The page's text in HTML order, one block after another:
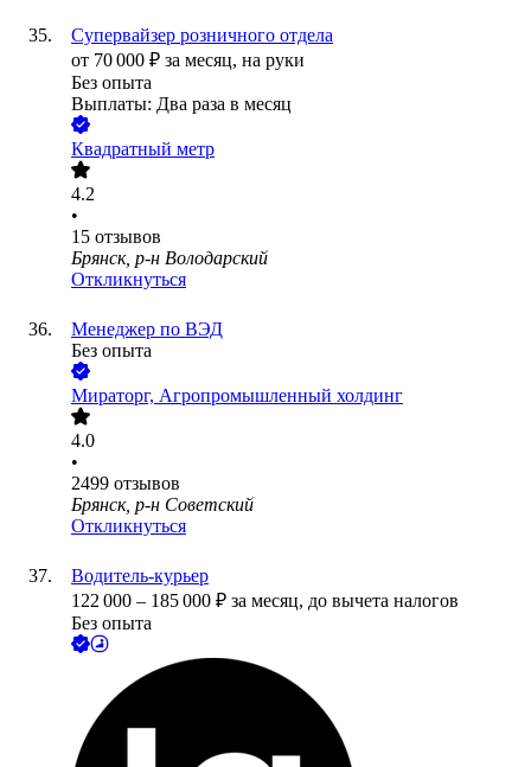
Супервайзер розничного отдела
от 70 000 ₽ за месяц, на руки
Без опыта
Выплаты: Два раза в месяц
Квадратный метр
4.2
•
15 отзывов
Брянск, р-н Володарский
Откликнуться
Менеджер по ВЭД
Без опыта
Мираторг, Агропромышленный холдинг
4.0
•
2499 отзывов
Брянск, р-н Советский
Откликнуться
Водитель-курьер
122 000 – 185 000 ₽ за месяц, до вычета налогов
Без опыта